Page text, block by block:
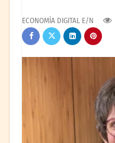
ECONOMÍA DIGITAL E/N